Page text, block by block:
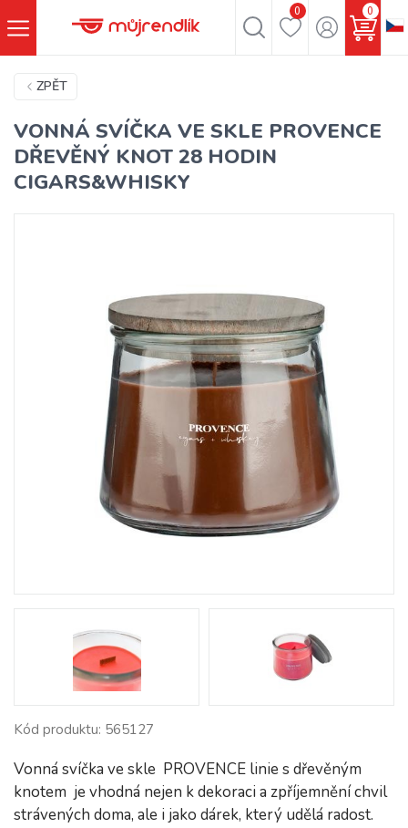
0 0
ZPĚT
VONNÁ SVÍČKA VE SKLE PROVENCE
DŘEVĚNÝ KNOT 28 HODIN
CIGARS&WHISKY
Kód produktu: 565127
Vonná svíčka ve skle PROVENCE linie s dřevěným
knotem je vhodná nejen k dekoraci a zpříjemnění chvil
strávených doma, ale i jako dárek, který udělá radost.